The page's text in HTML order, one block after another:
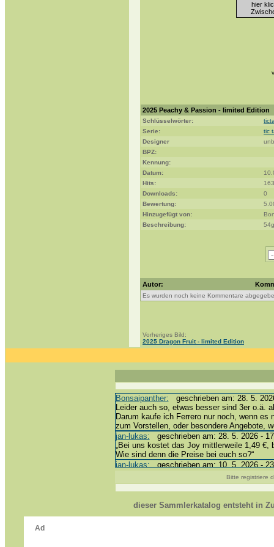
hier
2025 Peachy & Passion - limited Edition
Schlüsselwörter:
Serie:
tic
Designer
BPZ:
Kennung:
Datum:
Hits:
Downloads:
0
Bewertung:
Hinzugefügt von:
Beschreibung:
Autor:
Es wurden noch keine Kommentare
Vorheriges Bild:
2025 Dragon Fruit - limited Edition
Bonsaipanther: geschrieben am: 28. 5.
Leider auch so, etwas besser sind 3er o.ä.
Darum kaufe ich Ferrero nur noch, wenn es
zum Vorstellen, oder besondere Angebote,
jan-lukas: geschrieben am: 28. 5. 2026 -
„Bei uns kostet das Joy mittlerweile 1,49 €,
Wie sind denn die Preise bei euch so?“
jan-lukas:geschrieben am: 10. 5. 2026 -
Bonsaipanther:geschrieben am: 10. 5.
@ Harald
https://www.ue-ei-portal-
Dein Enkel sollte zur Strafe die nächsten 3
Bitte registriere
dieser Sammlerkatalog entsteht in